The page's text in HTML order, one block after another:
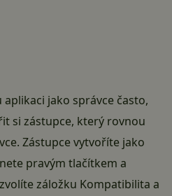
jako správce často,
si zástupce, který rovnou
Zástupce vytvoříte jako
pravým tlačítkem a
záložku Kompatibilita a